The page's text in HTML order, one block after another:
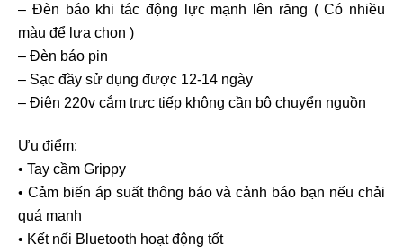
– Đèn báo khi tác động lực mạnh lên răng ( Có nhiều
màu để lựa chọn )
– Đèn báo pin
– Sạc đầy sử dụng được 12-14 ngày
– Điện 220v cắm trực tiếp không cần bộ chuyển nguồn
Ưu điểm:
• Tay cầm Grippy
• Cảm biến áp suất thông báo và cảnh báo bạn nếu chải
quá mạnh
• Kết nối Bluetooth hoạt động tốt